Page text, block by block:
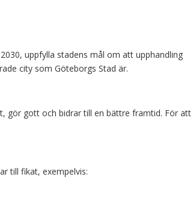
uppfylla stadens mål om att upphandling
city som Göteborgs Stad är.
gör gott och bidrar till en bättre framtid. För att
till fikat, exempelvis: